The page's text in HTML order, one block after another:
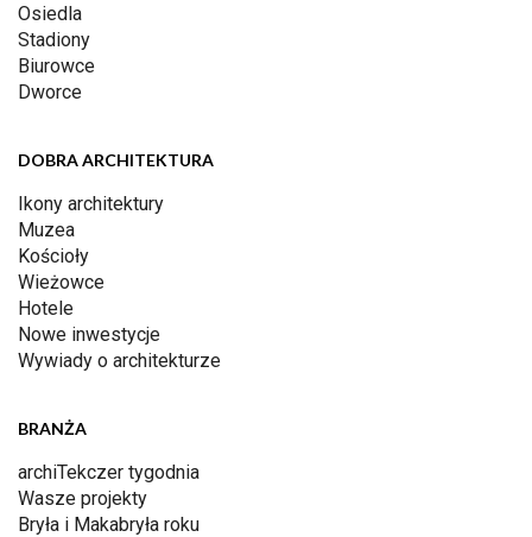
Osiedla
Stadiony
Biurowce
Dworce
DOBRA ARCHITEKTURA
Ikony architektury
Muzea
Kościoły
Wieżowce
Hotele
Nowe inwestycje
Wywiady o architekturze
BRANŻA
archiTekczer tygodnia
Wasze projekty
Bryła i Makabryła roku